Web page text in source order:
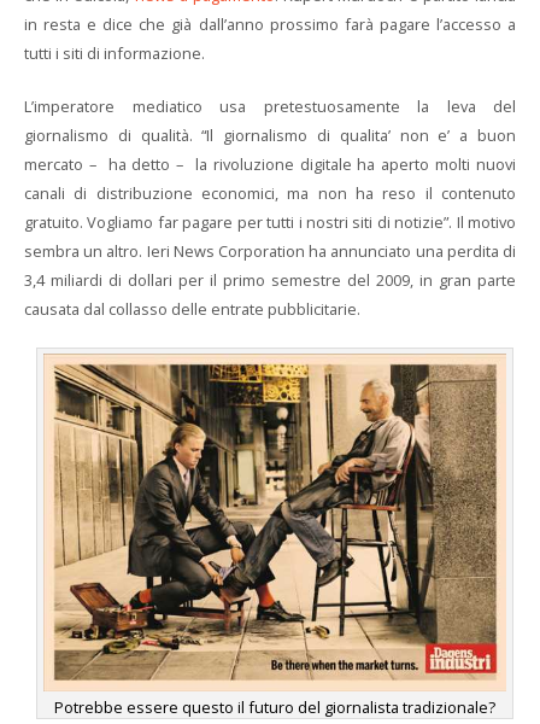
in resta e dice che già dall’anno prossimo farà pagare l’accesso a
tutti i siti di informazione.
L’imperatore mediatico usa pretestuosamente la leva del
giornalismo di qualità. “Il giornalismo di qualita’ non e’ a buon
mercato – ha detto – la rivoluzione digitale ha aperto molti nuovi
canali di distribuzione economici, ma non ha reso il contenuto
gratuito. Vogliamo far pagare per tutti i nostri siti di notizie”. Il motivo
sembra un altro. Ieri News Corporation ha annunciato una perdita di
3,4 miliardi di dollari per il primo semestre del 2009, in gran parte
causata dal collasso delle entrate pubblicitarie.
Potrebbe essere questo il futuro del giornalista tradizionale?